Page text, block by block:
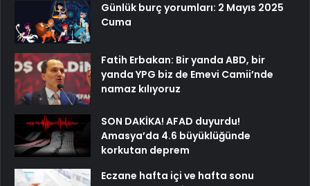
Günlük burç yorumları: 2 Mayıs 2025
Cuma
Fatih Erbakan: Bir yanda ABD, bir
yanda YPG biz de Emevi Camii’nde
namaz kılıyoruz
SON DAKİKA! AFAD duyurdu!
Amasya’da 4.6 büyüklüğünde
korkutan deprem
Eczane hafta içi ve hafta sonu